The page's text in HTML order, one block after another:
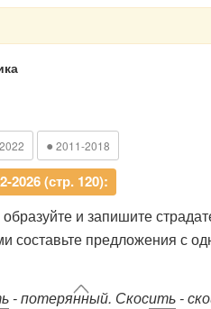
● 2011-2018
2026 (стр. 120):
и запишите
составьте предложения с
- потерянный. Скосить-